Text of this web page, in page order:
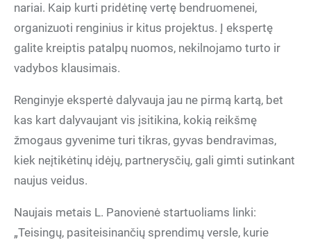
nariai. Kaip kurti pridėtinę vertę bendruomenei,
organizuoti renginius ir kitus projektus. Į ekspertę
galite kreiptis patalpų nuomos, nekilnojamo turto ir
vadybos klausimais.
Renginyje ekspertė dalyvauja jau ne pirmą kartą, bet
kas kart dalyvaujant vis įsitikina, kokią reikšmę
žmogaus gyvenime turi tikras, gyvas bendravimas,
kiek neįtikėtinų idėjų, partnerysčių, gali gimti sutinkant
naujus veidus.
Naujais metais L. Panovienė startuoliams linki:
„Teisingų, pasiteisinančių sprendimų versle, kurie